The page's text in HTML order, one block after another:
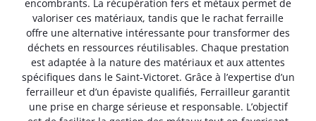
encombrants. La récupération fers et métaux permet de
valoriser ces matériaux, tandis que le rachat ferraille
offre une alternative intéressante pour transformer des
déchets en ressources réutilisables. Chaque prestation
est adaptée à la nature des matériaux et aux attentes
spécifiques dans le Saint-Victoret. Grâce à l’expertise d’un
ferrailleur et d’un épaviste qualifiés, Ferrailleur garantit
une prise en charge sérieuse et responsable. L’objectif